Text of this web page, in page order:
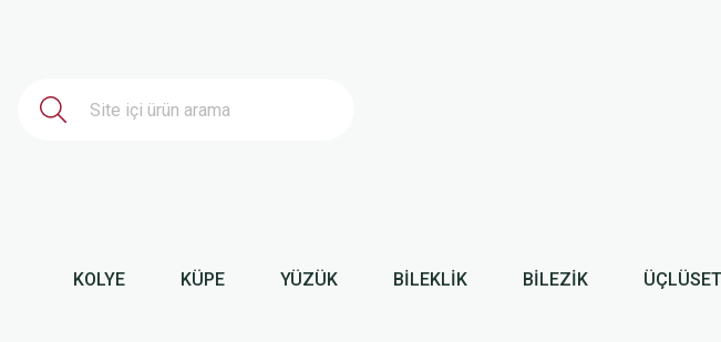
KOLYE KÜPE YÜZÜK BİLEKLİK BİLEZİK ÜÇLÜSET